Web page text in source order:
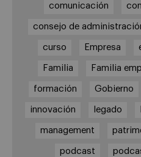
comunicación
consejo de
curso Empresa
Familia Familia
formación Gobierno
innovación legado
management
podcast